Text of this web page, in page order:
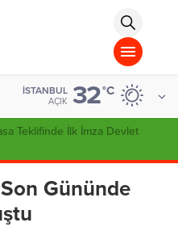
İSTANBUL
AÇIK 32°C
Tuzla’daki İmar İddialarına Sert
Manzumesi”
Son Gününde